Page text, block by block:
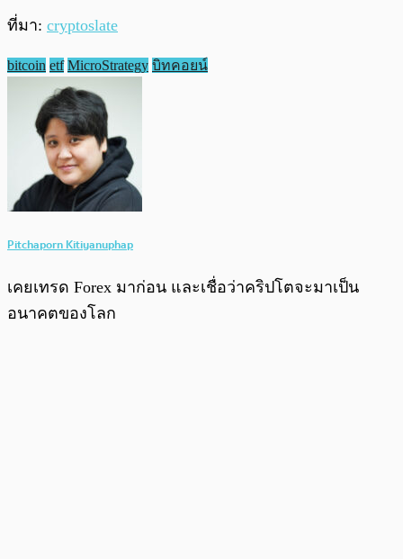
ที่มา: cryptoslate
bitcoin etf MicroStrategy บิทคอยน์
Pitchaporn Kitiyanuphap
เคยเทรด Forex มาก่อน และเชื่อว่าคริปโตจะมาเป็น
อนาคตของโลก